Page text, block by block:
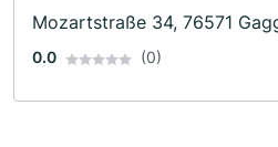
Mozartstraße 34, 76571
0.0 (0)